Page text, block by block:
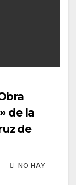
de la
de
NO HAY